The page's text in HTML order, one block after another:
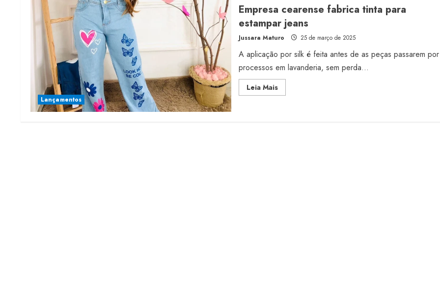
Lançamentos
Empresa cearense fabrica tinta para
estampar jeans
Jussara Maturo 25 de março de 2025
A aplicação por silk é feita antes de as peças passarem por
processos em lavanderia, sem perda...
Leia MaisRead
more